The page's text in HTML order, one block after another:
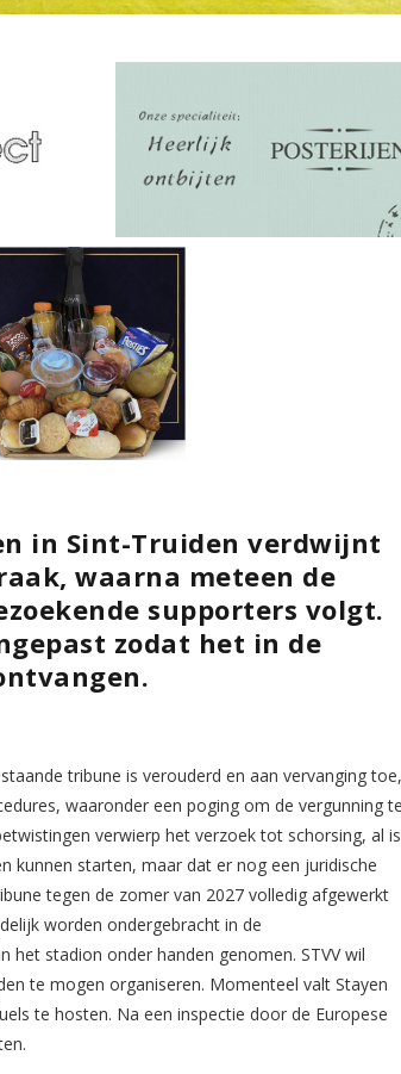
in Sint-Truiden verdwijnt
waarna meteen de
supporters volgt.
zodat het in de
tribune is verouderd en aan vervanging toe,
waaronder een poging om de vergunning te
verwierp het verzoek tot schorsing, al is
kunnen starten, maar dat er nog een juridische
tegen de zomer van 2027 volledig afgewerkt
worden ondergebracht in de
stadion onder handen genomen. STVV wil
te mogen organiseren. Momenteel valt Stayen
te hosten. Na een inspectie door de Europese